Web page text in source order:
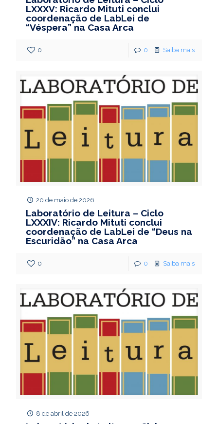
LXXXV: Ricardo Mituti conclui
coordenação de LabLei de
“Véspera” na Casa Arca
0 0 Saiba mais
20 de maio de 2026
Laboratório de Leitura – Ciclo
LXXXIV: Ricardo Mituti conclui
coordenação de LabLei de “Deus na
Escuridão” na Casa Arca
0 0 Saiba mais
8 de abril de 2026